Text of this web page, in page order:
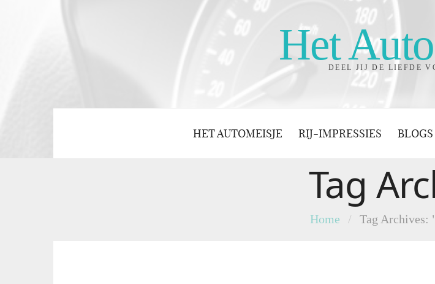
HetDEEL JIJ DE LIEFDE
HET AUTOMEISJE RIJ-IMPRESSIES BLOGS
Tag
Home / Tag Archives: